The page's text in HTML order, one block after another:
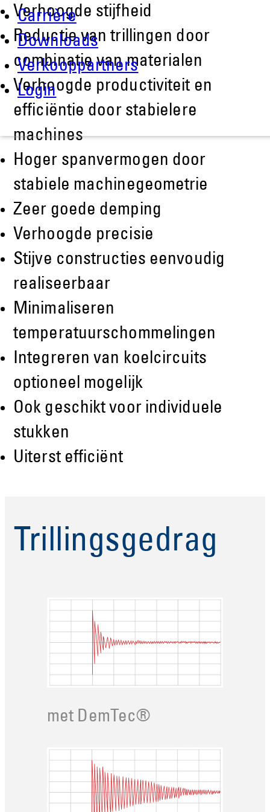
Carrière
Downloads
Verkooppartners
Login
Verhoogde stijfheid
Reductie van trillingen door
combinatie van materialen
Verhoogde productiviteit en
efficiëntie door stabielere
machines
Hoger spanvermogen door
stabiele machinegeometrie
Zeer goede demping
Verhoogde precisie
Stijve constructies eenvoudig
realiseerbaar
Minimaliseren
temperatuurschommelingen
Integreren van koelcircuits
optioneel mogelijk
Ook geschikt voor individuele
stukken
Uiterst efficiënt
Trillingsgedrag
met DemTec®